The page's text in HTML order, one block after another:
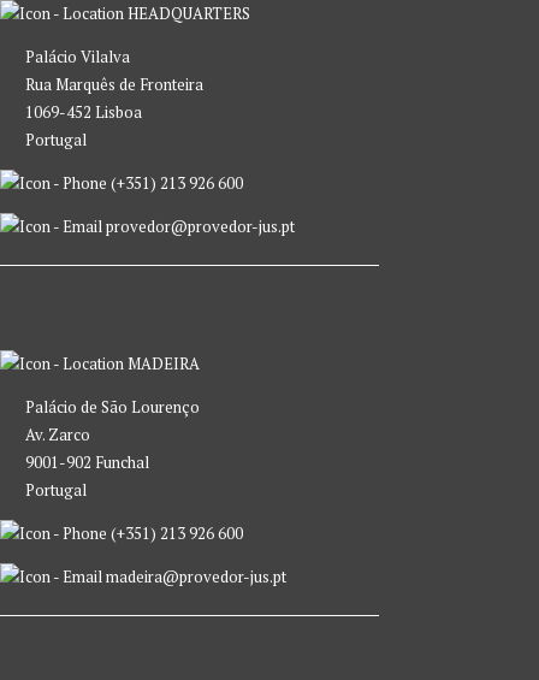
HEADQUARTERS
Palácio Vilalva
Rua Marquês de Fronteira
1069-452 Lisboa
Portugal
(+351) 213 926 600
provedor@provedor-jus.pt
MADEIRA
Palácio de São Lourenço
Av. Zarco
9001-902 Funchal
Portugal
(+351) 213 926 600
madeira@provedor-jus.pt